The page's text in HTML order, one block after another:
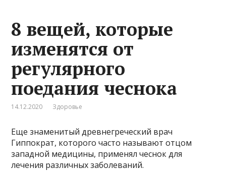
8 вещей, которые
изменятся от
регулярного
поедания чеснока
14.12.2020 Здоровье
Еще знаменитый древнегреческий врач
Гиппократ, которого часто называют отцом
западной медицины, применял чеснок для
лечения различных заболеваний.